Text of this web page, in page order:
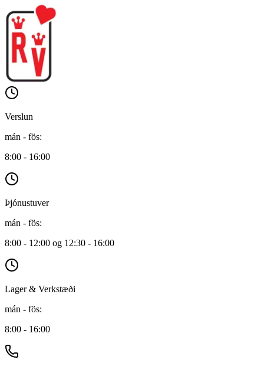
Verslun
mán - fös:
8:00 - 16:00
Þjónustuver
mán - fös:
8:00 - 12:00 og 12:30 - 16:00
Lager & Verkstæði
mán - fös:
8:00 - 16:00